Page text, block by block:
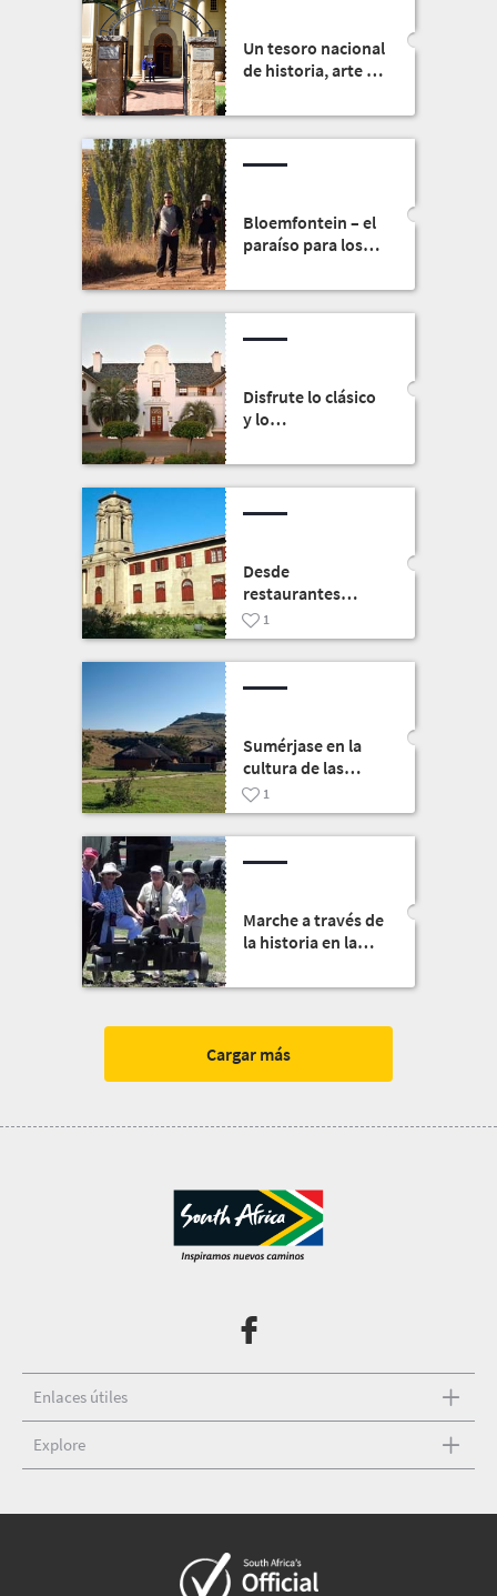
Un tesoro nacional
de historia, arte y
Museo Nacional
Bloemfontein – el
paraíso para los
aventuras
emocionantes
Disfrute lo clásico
y lo
el Museo de Arte
Oliewenhuis
Desde
restaurantes
elegantes hasta
cocina local,
Bloemfontein lo
tiene todo
1
Sumérjase en la
cultura de las
montañas de la
Villa Cultural
Basotho
1
Marche a través de
la historia en la
de batalla
Cargar más
Enlaces útiles
Explore